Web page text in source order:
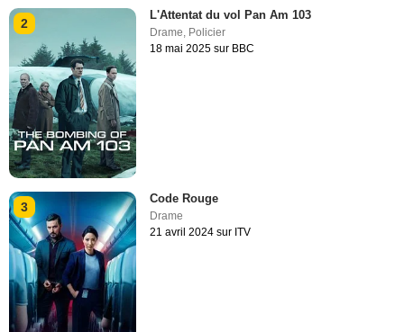
2
L'Attentat du vol Pan Am 103
Drame, Policier
18 mai 2025 sur BBC
3
Code Rouge
Drame
21 avril 2024 sur ITV